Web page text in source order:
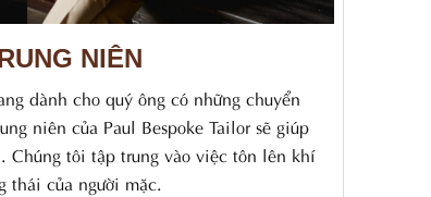
NIÊN
dành cho quý ông có những chuyển
niên của Paul Bespoke Tailor sẽ giúp
Chúng tôi tập trung vào việc tôn lên khí
thái của người mặc.